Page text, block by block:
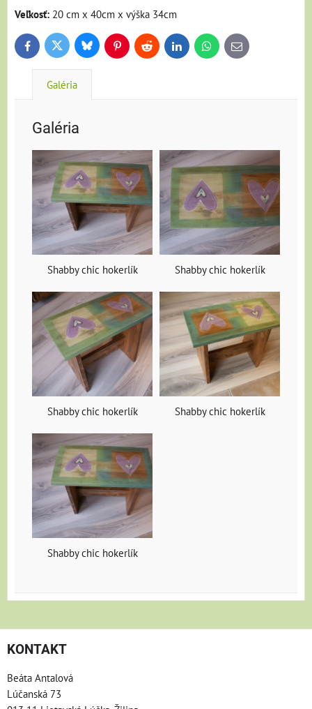
Veľkosť: 20 cm x 40cm x výška 34cm
FacebookTwitter BlueskyPinterestReddit LinkedInWhatsApp
E-
mail
Galéria
Galéria
Shabby chic hokerlík Shabby chic hokerlík
Shabby chic hokerlík Shabby chic hokerlík
Shabby chic hokerlík
KONTAKT
Beáta Antalová
Lúčanská 73